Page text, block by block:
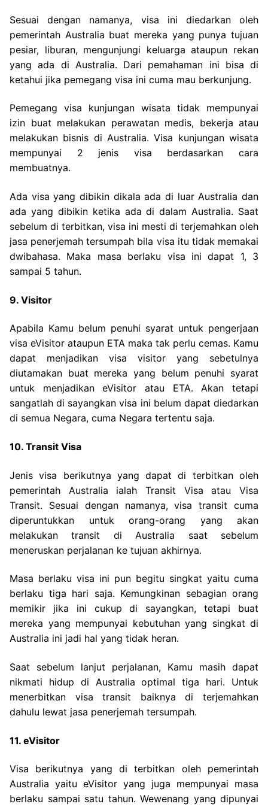
Sesuai dengan namanya, visa ini diedarkan oleh
pemerintah Australia buat mereka yang punya tujuan
pesiar, liburan, mengunjungi keluarga ataupun rekan
yang ada di Australia. Dari pemahaman ini bisa di
ketahui jika pemegang visa ini cuma mau berkunjung.
Pemegang visa kunjungan wisata tidak mempunyai
izin buat melakukan perawatan medis, bekerja atau
melakukan bisnis di Australia. Visa kunjungan wisata
mempunyai 2 jenis visa berdasarkan cara
membuatnya.
Ada visa yang dibikin dikala ada di luar Australia dan
ada yang dibikin ketika ada di dalam Australia. Saat
sebelum di terbitkan, visa ini mesti di terjemahkan oleh
jasa penerjemah tersumpah bila visa itu tidak memakai
dwibahasa. Maka masa berlaku visa ini dapat 1, 3
sampai 5 tahun.
9. Visitor
Apabila Kamu belum penuhi syarat untuk pengerjaan
visa eVisitor ataupun ETA maka tak perlu cemas. Kamu
dapat menjadikan visa visitor yang sebetulnya
diutamakan buat mereka yang belum penuhi syarat
untuk menjadikan eVisitor atau ETA. Akan tetapi
sangatlah di sayangkan visa ini belum dapat diedarkan
di semua Negara, cuma Negara tertentu saja.
10. Transit Visa
Jenis visa berikutnya yang dapat di terbitkan oleh
pemerintah Australia ialah Transit Visa atau Visa
Transit. Sesuai dengan namanya, visa transit cuma
diperuntukkan untuk orang-orang yang akan
melakukan transit di Australia saat sebelum
meneruskan perjalanan ke tujuan akhirnya.
Masa berlaku visa ini pun begitu singkat yaitu cuma
berlaku tiga hari saja. Kemungkinan sebagian orang
memikir jika ini cukup di sayangkan, tetapi buat
mereka yang mempunyai kebutuhan yang singkat di
Australia ini jadi hal yang tidak heran.
Saat sebelum lanjut perjalanan, Kamu masih dapat
nikmati hidup di Australia optimal tiga hari. Untuk
menerbitkan visa transit baiknya di terjemahkan
dahulu lewat jasa penerjemah tersumpah.
11. eVisitor
Visa berikutnya yang di terbitkan oleh pemerintah
Australia yaitu eVisitor yang juga mempunyai masa
berlaku sampai satu tahun. Wewenang yang dipunyai